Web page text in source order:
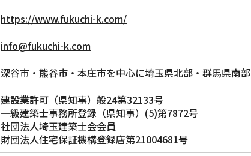
https://www.fukuchi-k.com/
info@fukuchi-k.com
深谷市・熊谷市・本庄市を中心に埼玉県北部・群馬県南部
建設業許可（県知事）般24第32133号
一級建築士事務所登録（県知事）(5)第7872号
社団法人埼玉建築士会会員
財団法人住宅保証機構登録店第21004681号